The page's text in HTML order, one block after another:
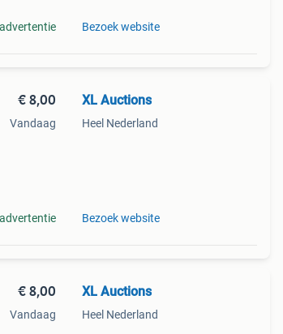
Bezoek website
€ 8,00
Vandaag
XL Auctions
Heel Nederland
Bezoek website
€ 8,00
Vandaag
XL Auctions
Heel Nederland